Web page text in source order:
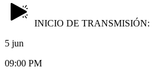
INICIO DE TRANSMISIÓN:
5 jun
09:00 PM